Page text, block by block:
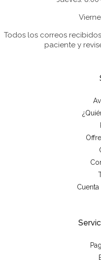
Todos los correos
paciente y